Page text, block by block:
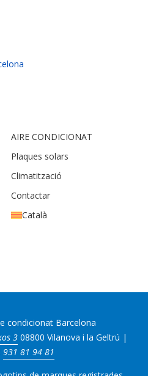
AIRE CONDICIONAT
Plaques solars
Climatització
Contactar
Català
condicionat Barcelona
3 08800 Vilanova i la Geltrú |
931 81 94 81